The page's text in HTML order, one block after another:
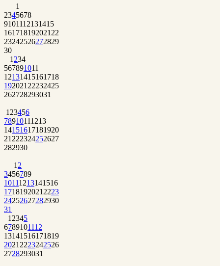
1
2345678
9101112131415
161718192021 22
23242526272829
30
1 234
567891011
12131415161718
192021 22232425
262728293031
1 23456
78910111213
14151617181920
21 222324252627
282930
1 2
3456789
10111213141516
1718192021 2223
24252627282930
31
1 2345
6789101112
13141516171819
2021 2223242526
2728293031